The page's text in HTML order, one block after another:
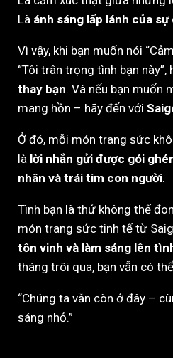
Là ánh sáng lấp lánh của
Vì vậy, khi bạn muốn nói
“Tôi trân trọng tình bạn này”,
thay bạn. Và nếu bạn muốn
mang hồn – hãy đến với
Ở đó, mỗi món trang sức
là lời nhắn gửi được gói
nhân và trái tim con người.
Tình bạn là thứ không thể
món trang sức tinh tế từ
tôn vinh và làm sáng lên
tháng trôi qua, bạn vẫn có
“Chúng ta vẫn còn ở đây –
sáng nhỏ.”